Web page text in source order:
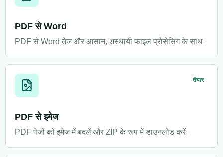
PDF से Word
PDF से Word तेज और आसान, अस्थायी फाइल प्रोसेसिंग के साथ।
तैयार
PDF से इमेज
PDF पेजों को इमेज में बदलें और ZIP के रूप में डाउनलोड करें।